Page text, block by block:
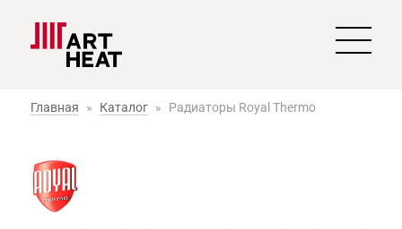
Главная » Каталог » Радиаторы Royal Thermo